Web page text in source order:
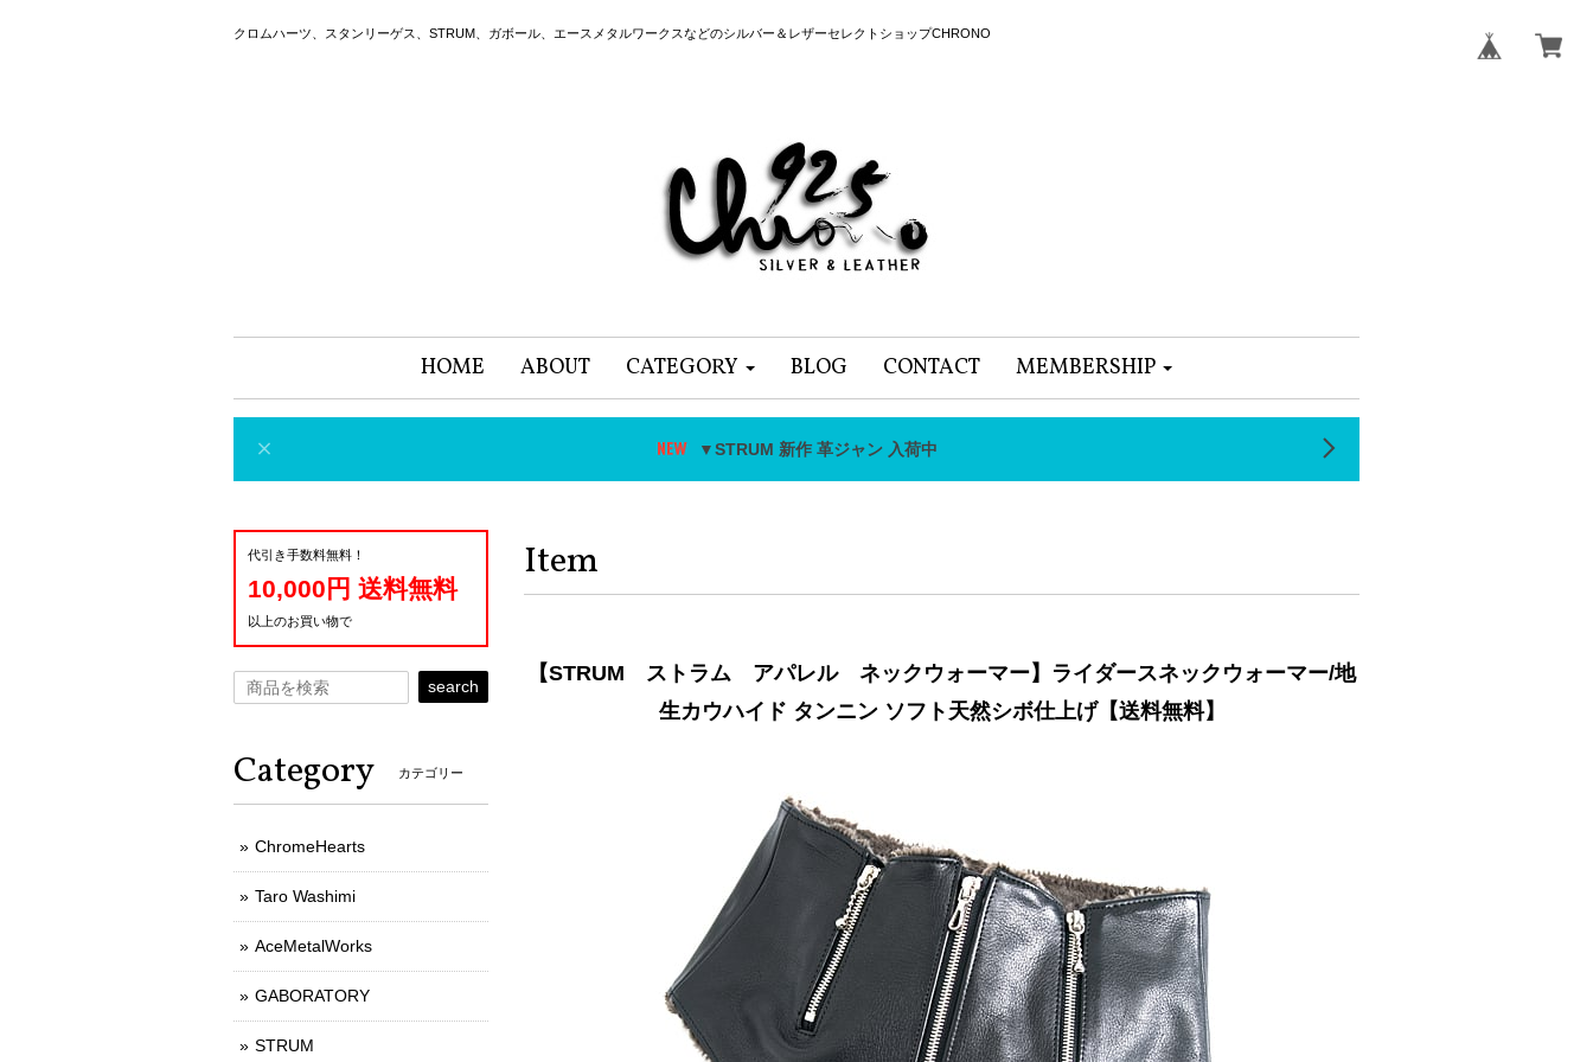
クロムハーツ、スタンリーゲス、STRUM、ガボール、エースメタルワークスなどのシルバー＆レザーセレクトショップCHRONO
HOME ABOUT CATEGORY BLOG CONTACT MEMBERSHIP
▼STRUM 新作 革ジャン 入荷中
Item
【STRUM ストラム アパレル ネックウォーマー】ライダースネックウォーマー/地
生カウハイド タンニン ソフト天然シボ仕上げ【送料無料】
代引き手数料無料！
10,000円 送料無料
以上のお買い物で
search
Category カテゴリー
ChromeHearts
Taro Washimi
AceMetalWorks
GABORATORY
STRUM